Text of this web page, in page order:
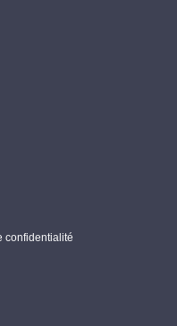
confidentialité